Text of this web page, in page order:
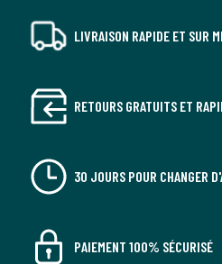
LIVRAISON RAPIDE ET SUR
RETOURS GRATUITS ET
30 JOURS POUR CHANGER
PAIEMENT 100% SÉCURISÉ